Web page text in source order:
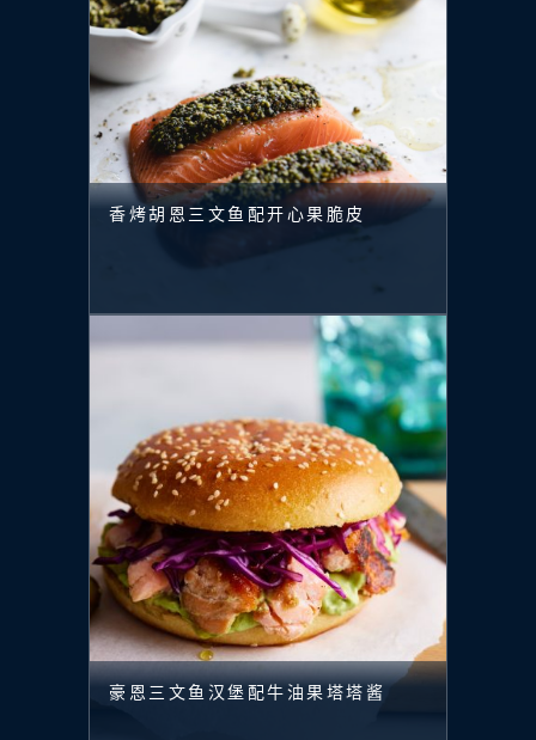
香烤胡恩三文鱼配开心果脆皮
豪恩三文鱼汉堡配牛油果塔塔酱